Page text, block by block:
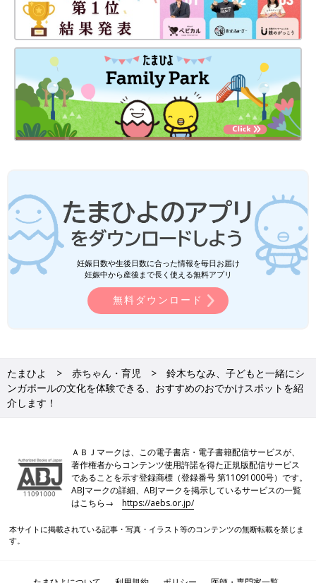
す。
鈴木ちなみ、ママ友から突然「助け
て！」とメッセージが…。シンガポール
のご近所づきあいは、頼ったり、頼られ
たりが日常的で学びもたくさん！
こんにちは！シンガポールで2歳児と9カ月の赤
ちゃんを育てている鈴木ちなみです。こちらの
たまひよオンラインでは海外での子育てを通し
て感じたことを発信しています。 シンガポール
に移住して2年以上経過しました。子どもを保
育園に送っていくときに「Good morning!」と
ご近所づき合いもあるので、子どもにも感謝し
ています。
鈴木ちなみ（すずき ちなみ）
妊娠日数や生後日数に合った情報を毎日お届け
妊娠中から産後まで長く使える無料アプリ
無料ダウンロード
たまひよ 赤ちゃん・育児
鈴木ちなみ、子どもと一緒にシ
ンガポールの文化を体験できる、おすすめのおでかけスポットを紹
介します！
ＡＢＪマークは、この電子書店・電子書籍配信サービスが、
著作権者からコンテンツ使用許諾を得た正規版配信サービス
であることを示す登録商標（登録番号 第11091000号）です。
ABJマークの詳細、ABJマークを掲示しているサービスの一覧
はこちら→https://aebs.or.jp/
本サイトに掲載されている記事・写真・イラスト等のコンテンツの無断転載を禁じま
す。